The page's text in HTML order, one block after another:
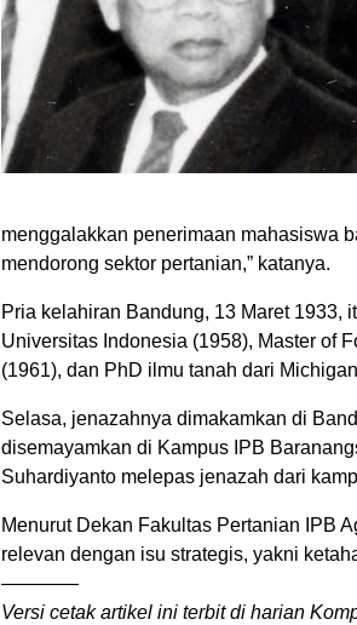
menggalakkan penerimaan mahasiswa
mendorong sektor pertanian,” katanya.
Pria kelahiran Bandung, 13 Maret 1933,
Universitas Indonesia (1958), Master of
(1961), dan PhD ilmu tanah dari
Selasa, jenazahnya dimakamkan di
disemayamkan di Kampus IPB
Suhardiyanto melepas jenazah dari
Menurut Dekan Fakultas Pertanian IPB
relevan dengan isu strategis, yakni
————
Versi cetak artikel ini terbit di harian